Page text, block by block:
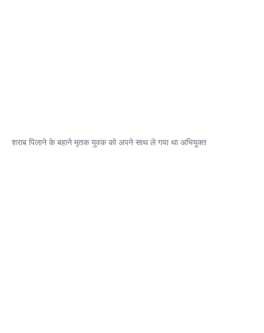
शराब पिलाने के बहाने मृतक युवक को अपने साथ ले गया था अभियुक्त